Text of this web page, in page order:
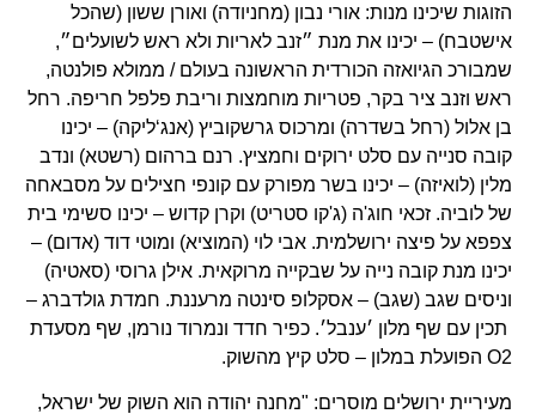
הזוגות שיכינו מנות: אורי נבון (מחניודה) ואורן ששון (שהכל
אישטבח) – יכינו את מנת ״זנב לאריות ולא ראש לשועלים״,
שמבורכ הגיואזה הכורדית הראשונה בעולם / ממולא פולנטה,
ראש וזנב ציר בקר, פטריות מוחמצות וריבת פלפל חריפה. רחל
בן אלול (רחל בשדרה) ומרכוס גרשקוביץ (אנג‘ליקה) – יכינו
קובה סנייה עם סלט ירוקים וחמציץ. רנם ברהום (רשטא) ונדב
מלין (לואיזה) – יכינו בשר מפורק עם קונפי חצילים על מסבאחה
של לוביה. זכאי חוג'ה (ג'קו סטריט) וקרן קדוש – יכינו סשימי בית
צפפא על פיצה ירושלמית. אבי לוי (המוציא) ומוטי דוד (אדום) –
יכינו מנת קובה נייה על שבקייה מרוקאית. אילן גרוסי (סאטיה)
וניסים שגב (שגב) – אסקלופ סינטה מרעננת. חמדת גולדברג –
תכין עם שף מלון ׳ענבל׳. כפיר חדד ונמרוד נורמן, שף מסעדת
מעיריית ירושלים מוסרים: "מחנה יהודה הוא השוק של ישראל,